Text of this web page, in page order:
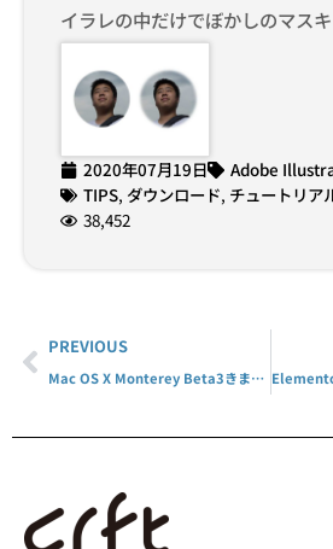
イラレの中だけでぼかしのマスキ
2020年07月19日
Adobe
TIPS, ダウンロード, チュートリア
38,452
PREVIOUS
Mac OS X Monterey Beta3きました